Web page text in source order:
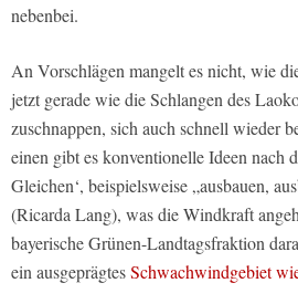
nebenbei.
An Vorschlägen mangelt es nicht, wie
jetzt gerade wie die Schlangen des
zuschnappen, sich auch schnell wieder
einen gibt es konventionelle Ideen nach
Gleichen‘, beispielsweise „ausbauen,
(Ricarda Lang), was die Windkraft
bayerische Grünen-Landtagsfraktion
ein ausgeprägtesSchwachwindgebiet